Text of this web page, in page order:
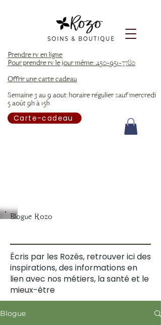
Carte-cadeau
Prendre rv en ligne
Pour prendre rv le jour même: 450-951-7780
Offrir une carte cadeau
Semaine 3 au 9 aout: horaire régulier sauf mercredi
5 août 9h à 15h
Blogue Rozo
Écris par les Rozés, retrouver ici des
inspirations, des informations en
lien avec nos métiers, la santé et le
mieux-être
Blogue